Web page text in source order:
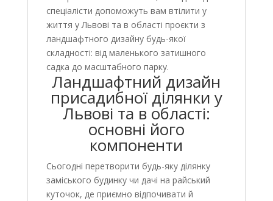
спеціалісти допоможуть вам втілити у
життя у Львові та в області проєкти з
ландшафтного дизайну будь-якої
складності: від маленького затишного
садка до масштабного парку.
Ландшафтний дизайн
присадибної ділянки у
Львові та в області:
основні його
компоненти
Сьогодні перетворити будь-яку ділянку
заміського будинку чи дачі на райський
куточок, де приємно відпочивати й